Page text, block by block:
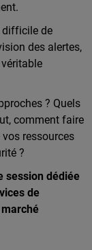
difficile de
des alertes,
véritable
? Quels
comment faire
ressources
?
session dédiée
de